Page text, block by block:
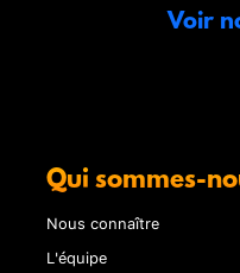
Voir
Qui sommes-
Nous connaître
L'équipe